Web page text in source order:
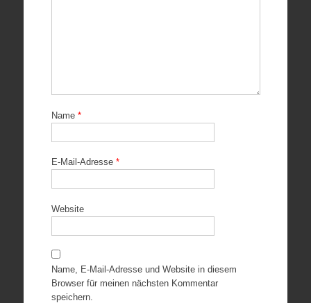
Name *
E-Mail-Adresse *
Website
Name, E-Mail-Adresse und Website in diesem
Browser für meinen nächsten Kommentar
speichern.